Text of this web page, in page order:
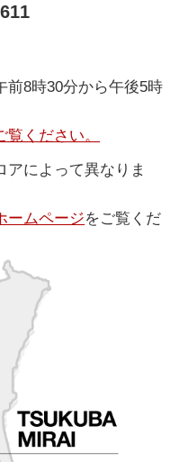
前8時30分から午後5時
ください。
によって異なりま
ームページをご覧くだ